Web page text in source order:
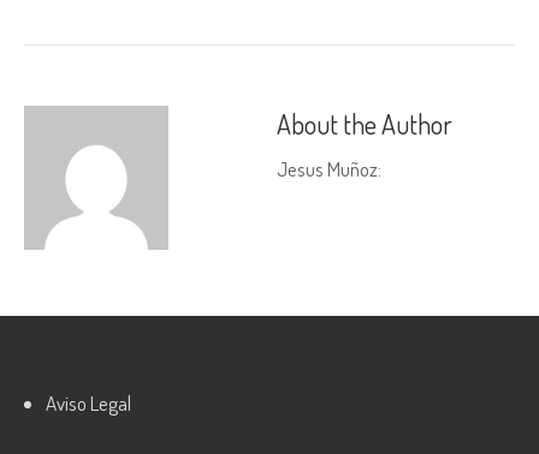
About the Author
Jesus Muñoz:
Aviso Legal